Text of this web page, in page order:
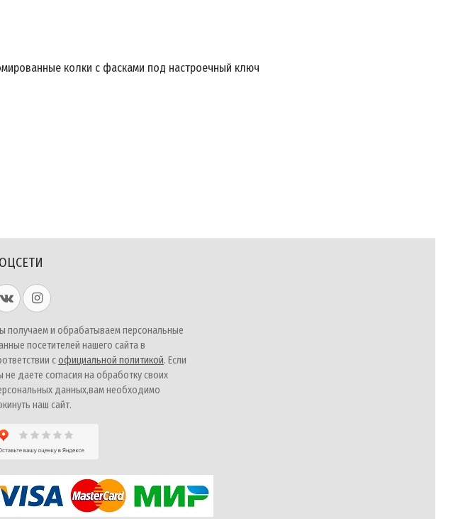
колки с фасками под настроечный ключ
получаем и обрабатываем персональные
посетителей нашего сайта в
софициальной политикой. Если
не даете согласия на обработку своих
данных,вам необходимо
наш сайт.